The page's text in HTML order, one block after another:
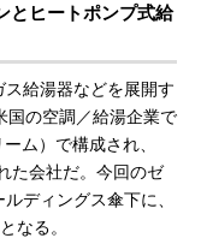
とヒートポンプ式給
給湯器などを展開す
国の空調／給湯企業で
ム）で構成され、
た会社だ。今回のゼ
ディングス傘下に、
なる。